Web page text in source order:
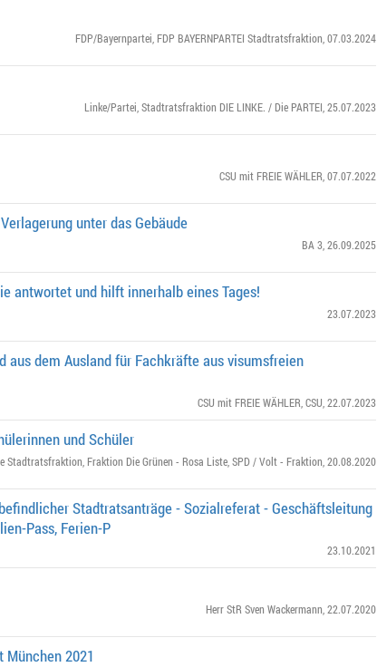
FDP/Bayernpartei FDP BAYERNPARTEI Stadtratsfraktion , 07.03.2024
Linke/Partei Stadtratsfraktion DIE LINKE. / Die PARTEI , 25.07.2023
CSU mit FREIE WÄHLER , 07.07.2022
unter das Gebäude
BA 3, 26.09.2025
antwortet und hilft innerhalb eines Tages!
23.07.2023
aus dem Ausland für Fachkräfte aus visumsfreien
CSU mit FREIE WÄHLER CSU , 22.07.2023
und Schüler
Stadtratsfraktion Fraktion Die Grünen - Rosa Liste, SPD / Volt - Fraktion , 20.08.2020
Stadtratsanträge - Sozialreferat - Geschäftsleitung
Pass, Ferien-P
23.10.2021
Herr StR Sven Wackermann , 22.07.2020
2021